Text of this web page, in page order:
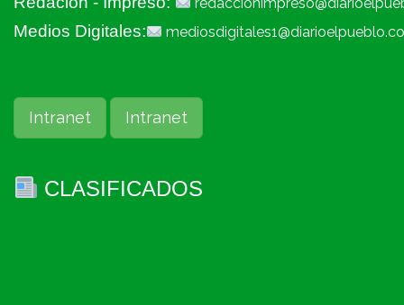
Medios Digitales:
Intranet Intranet
CLASIFICADOS